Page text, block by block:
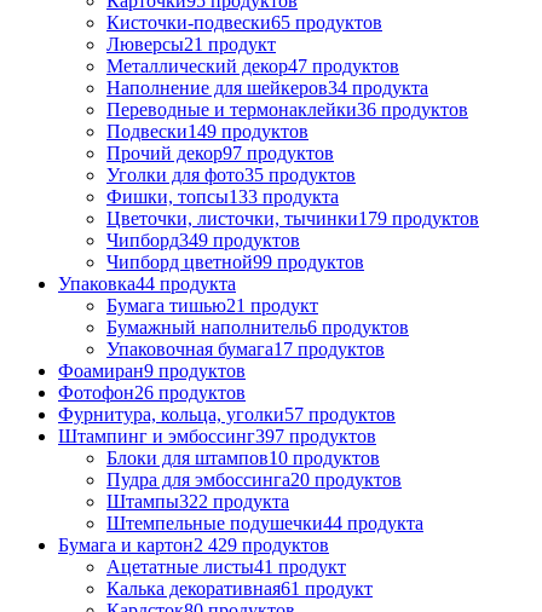
Кисточки-подвески65 продуктов
Люверсы21 продукт
Металлический декор47 продуктов
Наполнение для шейкеров34 продукта
Переводные и термонаклейки36 продуктов
Подвески149 продуктов
Прочий декор97 продуктов
Уголки для фото35 продуктов
Фишки, топсы133 продукта
Цветочки, листочки, тычинки179 продуктов
Чипборд349 продуктов
Чипборд цветной99 продуктов
Упаковка44 продукта
Бумага тишью21 продукт
Бумажный наполнитель6 продуктов
Упаковочная бумага17 продуктов
Фоамиран9 продуктов
Фотофон26 продуктов
Фурнитура, кольца, уголки57 продуктов
Штампинг и эмбоссинг397 продуктов
Блоки для штампов10 продуктов
Пудра для эмбоссинга20 продуктов
Штампы322 продукта
Штемпельные подушечки44 продукта
Бумага и картон2 429 продуктов
Ацетатные листы41 продукт
Калька декоративная61 продукт